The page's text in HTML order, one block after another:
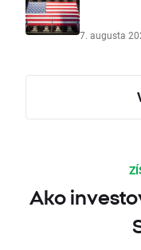
7. augusta
Ako